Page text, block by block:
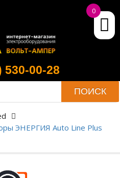
530-00-28
ПОИСК
ЭНЕРГИЯ Auto Line Plus
0